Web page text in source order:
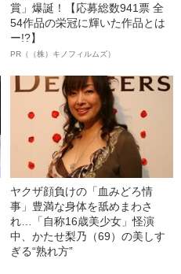
賞」爆誕！【応募総数941票 全
54作品の栄冠に輝いた作品とは
ー!?】
PR（（株）キノフィルムズ）
ヤクザ顔負けの「血みどろ情
事」豊満な身体を舐めまわさ
れ…「自称16歳美少女」怪演
中、かたせ梨乃（69）の美しす
ぎる“熟れ方”